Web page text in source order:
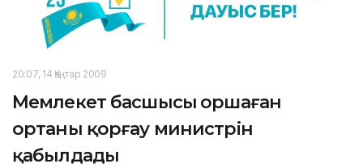
20:07, 14 Қаңтар 2009
Мемлекет басшысы Қоршаған
ортаны қорғау министрін
қабылдады